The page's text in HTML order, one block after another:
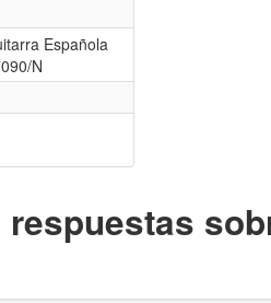
Española
N